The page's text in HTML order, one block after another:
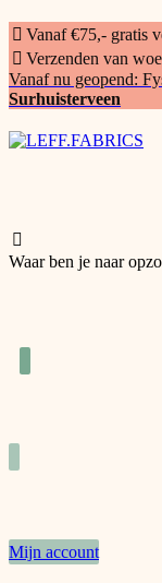
Vanaf €75,- gratis
Verzenden van
Vanaf nu geopend:
Surhuisterveen
Waar ben je naar
Mijn account